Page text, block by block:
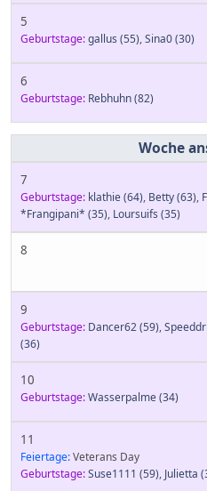
5
Geburtstage:gallus (55),Sina0(30)
6
Geburtstage: Rebhuhn(82)
7
Geburtstage: klathie(64), Betty(63),
*Frangipani* (35), Loursuifs (35)
8
9
Geburtstage: Dancer62(59),
(36)
10
Geburtstage:Wasserpalme(34)
11
Feiertage:Veterans Day
Geburtstage:Suse1111 (59), Julietta